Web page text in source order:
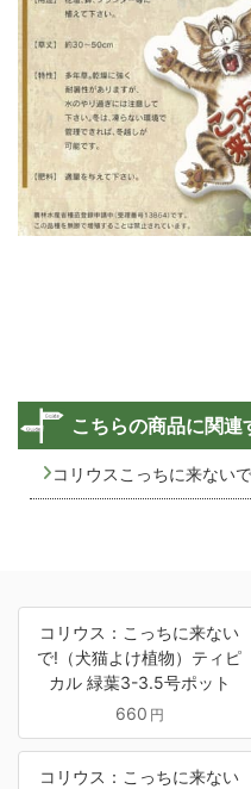
こちらの商品に関連
コリウスこっちに来ない
コリウス：こっちに来ない
で!（犬猫よけ植物）ティピ
カル 緑葉3-3.5号ポット
660 円
コリウス：こっちに来ない